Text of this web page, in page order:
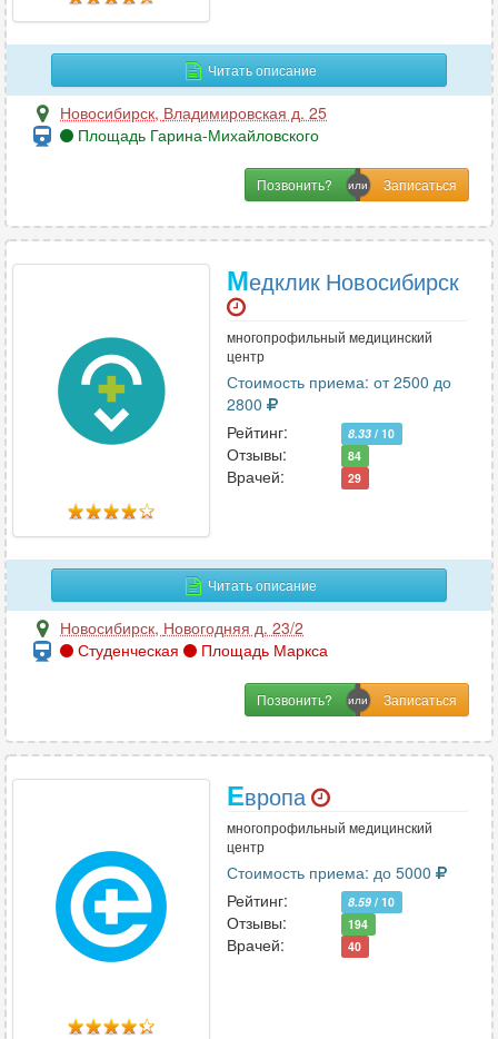
Читать описание
Новосибирск, Владимировская д. 25
Площадь Гарина-Михайловского
Позвонить?
Медклик Новосибирск
многопрофильный медицинский
центр
Стоимость приема: от 2500 до
2800
Рейтинг:
8.33 / 10
Отзывы: 84
Врачей: 29
Читать описание
Новосибирск, Новогодняя д. 23/2
Студенческая
Площадь Маркса
Позвонить?
Европа
многопрофильный медицинский
центр
Стоимость приема: до 5000
Рейтинг:
8.59 / 10
Отзывы: 194
Врачей: 40